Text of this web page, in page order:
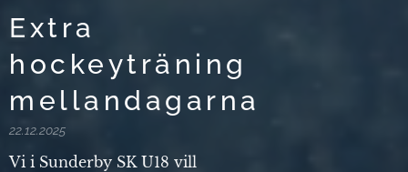
Extra
hockeyträning
mellandagarna
22.12.2025
Vi i Sunderby SK U18 vill